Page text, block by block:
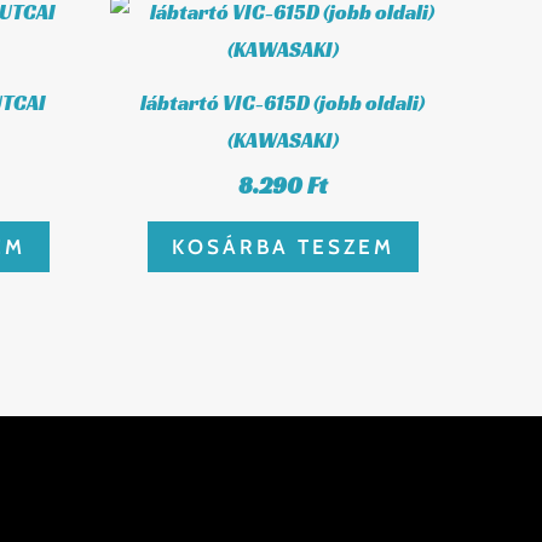
lábtartó VIC-615D (jobb oldali)
(KAWASAKI)
8.290Ft
KOSÁRBA TESZEM